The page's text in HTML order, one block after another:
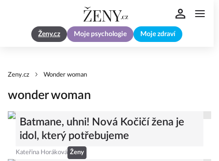
Ženy.cz Moje psychologie Moje zdraví
Zeny.cz Wonder woman
wonder woman
Batmane, uhni! Nová Kočičí žena je
idol, který potřebujeme
Kateřina Horáková Ženy